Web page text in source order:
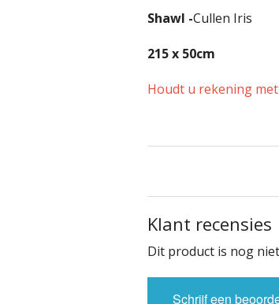
Shawl -Cullen Iris
215 x 50cm
Houdt u rekening
Klant recensies
Dit product is nog
Schrijf een